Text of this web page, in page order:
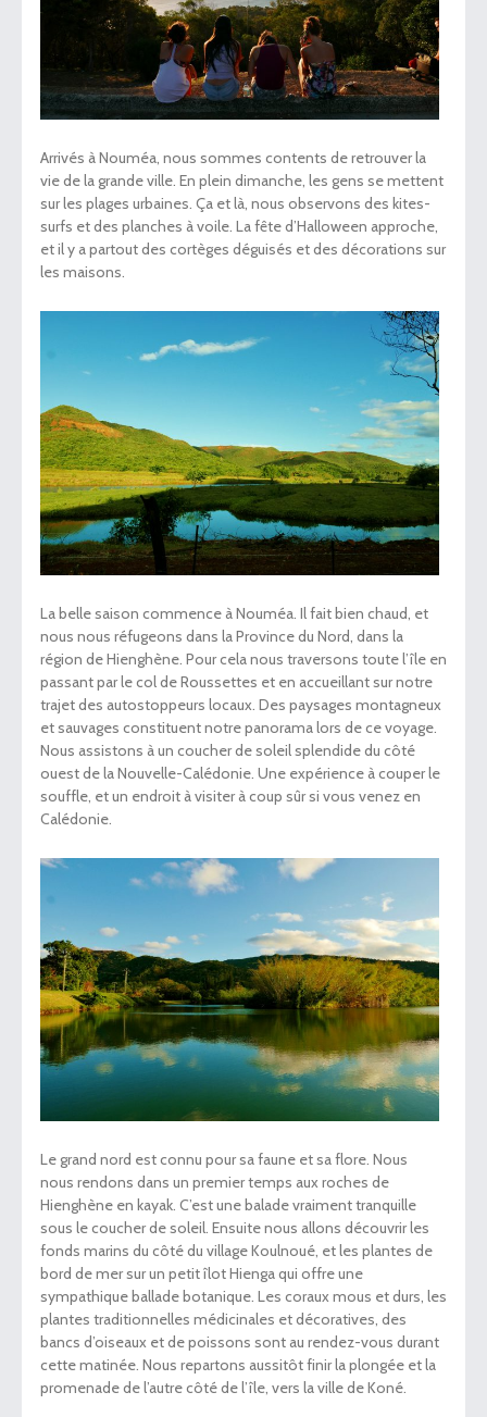
Arrivés à Nouméa, nous sommes contents de retrouver la
vie de la grande ville. En plein dimanche, les gens se mettent
sur les plages urbaines. Ça et là, nous observons des kites-
surfs et des planches à voile. La fête d’Halloween approche,
et il y a partout des cortèges déguisés et des décorations sur
les maisons.
La belle saison commence à Nouméa. Il fait bien chaud, et
nous nous réfugeons dans la Province du Nord, dans la
région de Hienghène. Pour cela nous traversons toute l’île en
passant par le col de Roussettes et en accueillant sur notre
trajet des autostoppeurs locaux. Des paysages montagneux
et sauvages constituent notre panorama lors de ce voyage.
Nous assistons à un coucher de soleil splendide du côté
ouest de la Nouvelle-Calédonie. Une expérience à couper le
souffle, et un endroit à visiter à coup sûr si vous venez en
Calédonie.
Le grand nord est connu pour sa faune et sa flore. Nous
nous rendons dans un premier temps aux roches de
Hienghène en kayak. C’est une balade vraiment tranquille
sous le coucher de soleil. Ensuite nous allons découvrir les
fonds marins du côté du village Koulnoué, et les plantes de
bord de mer sur un petit îlot Hienga qui offre une
sympathique ballade botanique. Les coraux mous et durs, les
plantes traditionnelles médicinales et décoratives, des
bancs d’oiseaux et de poissons sont au rendez-vous durant
cette matinée. Nous repartons aussitôt finir la plongée et la
promenade de l’autre côté de l’île, vers la ville de Koné.